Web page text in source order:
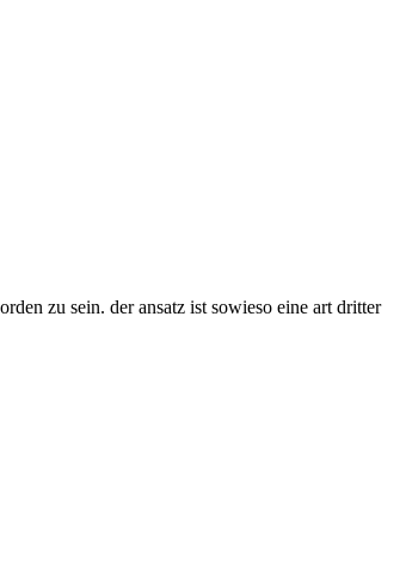
zu sein. der ansatz ist sowieso eine art dritter